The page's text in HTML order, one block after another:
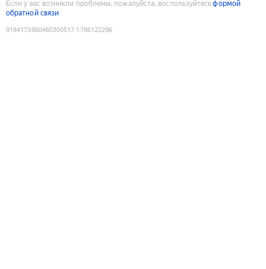
Если у вас возникли проблемы, пожалуйста, воспользуйтесьформой
обратной связи
9184173860460300517:1786122296